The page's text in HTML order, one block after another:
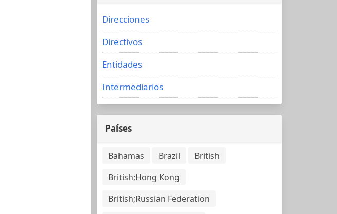
Direcciones
Directivos
Entidades
Intermediarios
Países
Bahamas Brazil
British
British;Hong Kong
British;Russian Federation